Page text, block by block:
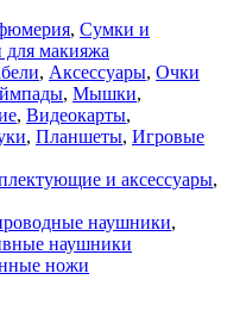
, Сумки и
для макияжа
, Аксессуары, Очки
, Мышки,
, Видеокарты,
, Планшеты, Игровые
и аксессуары,
наушники,
наушники
ножи